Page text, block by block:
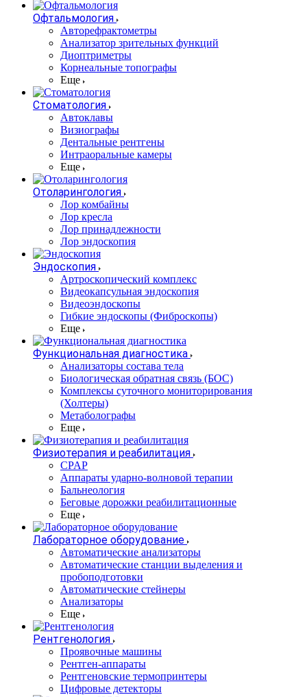
Офтальмология
Авторефрактометры
Анализатор зрительных функций
Диоптриметры
Корнеальные топографы
Еще
Стоматология
Автоклавы
Визиографы
Дентальные рентгены
Интраоральные камеры
Еще
Отоларингология
Лор комбайны
Лор кресла
Лор принадлежности
Лор эндоскопия
Эндоскопия
Артроскопический комплекс
Видеокапсульная эндоскопия
Видеоэндоскопы
Гибкие эндоскопы (Фиброcкопы)
Еще
Функциональная диагностика
Анализаторы состава тела
Биологическая обратная связь (БОС)
Комплексы суточного мониторирования
(Холтеры)
Метаболографы
Еще
Физиотерапия и реабилитация
CPAP
Аппараты ударно-волновой терапии
Бальнеология
Беговые дорожки реабилитационные
Еще
Лабораторное оборудование
Автоматические анализаторы
Автоматические станции выделения и
пробоподготовки
Автоматические стейнеры
Анализаторы
Еще
Рентгенология
Проявочные машины
Рентген-аппараты
Рентгеновские термопринтеры
Цифровые детекторы